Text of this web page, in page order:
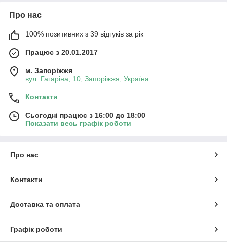
Про нас
100% позитивних з 39 відгуків за рік
Працює з 20.01.2017
м. Запоріжжя
вул. Гагаріна, 10, Запоріжжя, Україна
Контакти
Сьогодні працює з 16:00 до 18:00
Показати весь графік роботи
Про нас
Контакти
Доставка та оплата
Графік роботи